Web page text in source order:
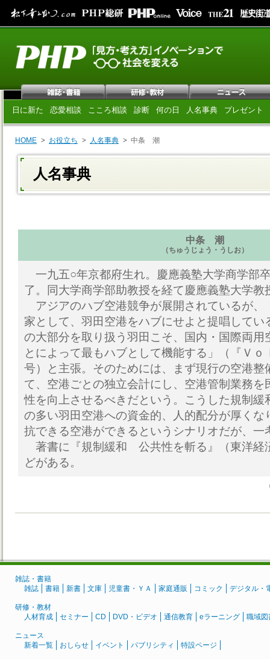
日に新た 恋愛相談 こころ相談 診断 何の日 人名事典 プレゼント
HOME お役立ち 人名事典 中条 潮
人名事典
中条 潮
（ちゅうじょう・うしお）
一九五○年京都府生れ。慶應義塾大学商学部
了。同大学商学部助教授を経て慶應義塾大学教
アジアのハブ空港競争が展開されているが、
家として、羽田空港をハブにせよと提唱してい
の大部分を取り扱う羽田こそ、国内・国際両用
とによって最もハブとして機能する」（『Ｖｏ
号）と主張。そのためには、まず現行の空港整
て、空港ごとの独立会計にし、空港管制業務を
性を向上させるべきだという。こうした規制緩
の多い羽田空港への資金的、人的配分が厚くな
抗できる空港ができるというシナリオだが、一
著書に『規制緩和 公共性を斬る』（東洋経
どがある。
雑誌・書籍
雑誌
書籍 新書 文庫 児童書・ＹＡ 家庭通販 コミック デジタル・
研修・教材
人材育成
セミナー CD DVD・ビデオ 通信教育 eラーニング 職域図
ニュース
新着一覧
おしらせ イベント パブリシティ 特設ページ